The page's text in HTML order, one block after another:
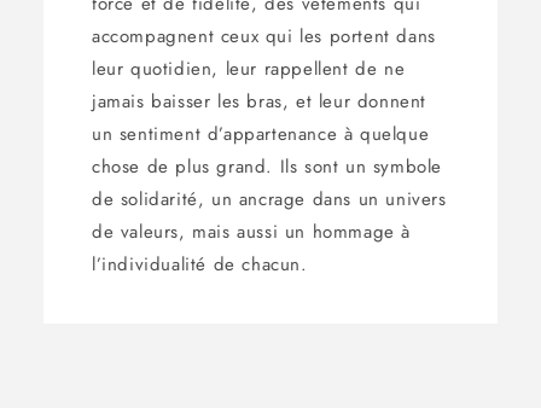
accompagnent ceux qui les portent dans
leur quotidien, leur rappellent de ne
jamais baisser les bras, et leur donnent
un sentiment d’appartenance à quelque
chose de plus grand. Ils sont un symbole
de solidarité, un ancrage dans un univers
de valeurs, mais aussi un hommage à
l’individualité de chacun.